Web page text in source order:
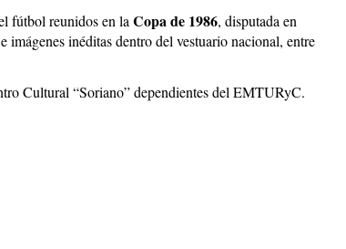
fútbol reunidos en la Copa de 1986, disputada en
imágenes inéditas dentro del vestuario nacional, entre
Cultural “Soriano” dependientes del EMTURyC.